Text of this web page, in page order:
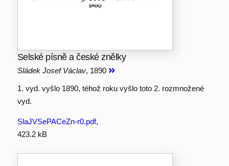
Selské písně a české znělky
Sládek Josef Václav, 1890
1. vyd. vyšlo 1890, téhož roku vyšlo toto 2. rozmnožené
vyd.
SlaJVSePACeZn-r0.pdf,
423.2 kB